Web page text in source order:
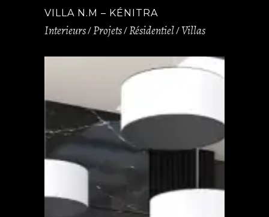
VILLA N.M – KÉNITRA
Interieurs Projets Résidentiel Villas